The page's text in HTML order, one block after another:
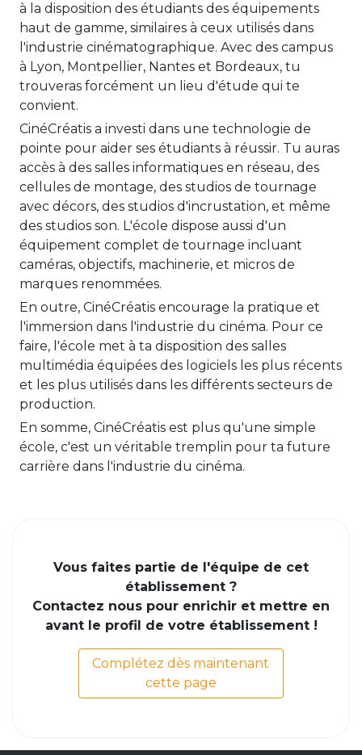
à la disposition des étudiants des équipements
haut de gamme, similaires à ceux utilisés dans
l'industrie cinématographique. Avec des campus
à Lyon, Montpellier, Nantes et Bordeaux, tu
trouveras forcément un lieu d'étude qui te
convient.
CinéCréatis a investi dans une technologie de
pointe pour aider ses étudiants à réussir. Tu auras
accès à des salles informatiques en réseau, des
cellules de montage, des studios de tournage
avec décors, des studios d'incrustation, et même
des studios son. L'école dispose aussi d'un
équipement complet de tournage incluant
caméras, objectifs, machinerie, et micros de
marques renommées.
En outre, CinéCréatis encourage la pratique et
l'immersion dans l'industrie du cinéma. Pour ce
faire, l'école met à ta disposition des salles
multimédia équipées des logiciels les plus récents
et les plus utilisés dans les différents secteurs de
production.
En somme, CinéCréatis est plus qu'une simple
école, c'est un véritable tremplin pour ta future
carrière dans l'industrie du cinéma.
Vous faites partie de l'équipe de cet
établissement ?
Contactez nous pour enrichir et mettre en
avant le profil de votre établissement !
Complétez dès maintenant
cette page